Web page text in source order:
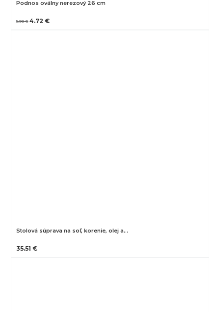
Podnos oválny nerezový 26 cm
5.90 € 4.72 €
Stolová súprava na soľ, korenie, olej a…
35.51 €